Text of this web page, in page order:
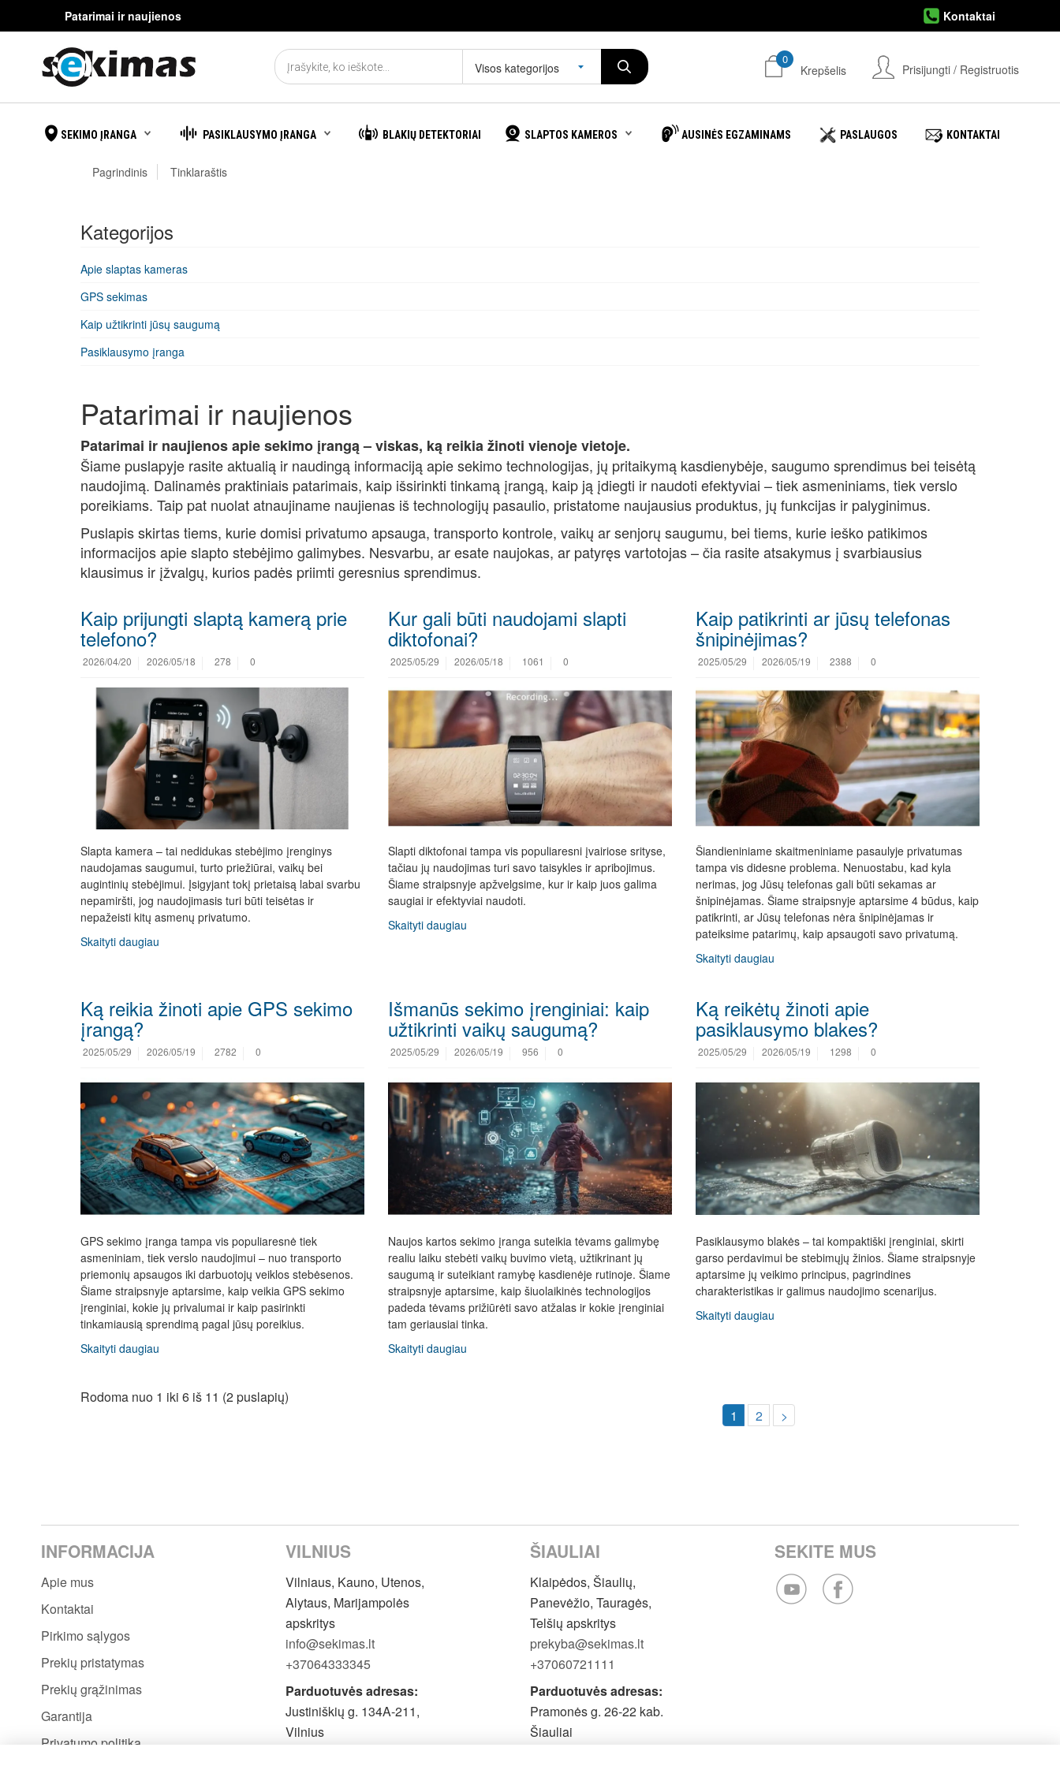
Kontaktai
Patarimai ir naujienos
Prisijungti / Registruotis
Krepšelis
0
Visos kategorijos
SEKIMO ĮRANGA PASIKLAUSYMO ĮRANGA BLAKIŲ DETEKTORIAI SLAPTOS KAMEROS AUSINĖS EGZAMINAMS PASLAUGOS KONTAKTAI
Pagrindinis Tinklaraštis
Kategorijos
Apie slaptas kameras
GPS sekimas
Kaip užtikrinti jūsų saugumą
Pasiklausymo įranga
Patarimai ir naujienos
Patarimai ir naujienos apie sekimo įrangą – viskas, ką reikia žinoti vienoje vietoje.
Šiame puslapyje rasite aktualią ir naudingą informaciją apie sekimo technologijas, jų pritaikymą kasdienybėje, saugumo sprendimus bei teisėtą
naudojimą. Dalinamės praktiniais patarimais, kaip išsirinkti tinkamą įrangą, kaip ją įdiegti ir naudoti efektyviai – tiek asmeniniams, tiek verslo
poreikiams. Taip pat nuolat atnaujiname naujienas iš technologijų pasaulio, pristatome naujausius produktus, jų funkcijas ir palyginimus.
Puslapis skirtas tiems, kurie domisi privatumo apsauga, transporto kontrole, vaikų ar senjorų saugumu, bei tiems, kurie ieško patikimos
informacijos apie slapto stebėjimo galimybes. Nesvarbu, ar esate naujokas, ar patyręs vartotojas – čia rasite atsakymus į svarbiausius
klausimus ir įžvalgų, kurios padės priimti geresnius sprendimus.
Kaip prijungti slaptą kamerą prie
telefono?
2026/04/20 2026/05/18 278 0
Slapta kamera – tai nedidukas stebėjimo įrenginys
naudojamas saugumui, turto priežiūrai, vaikų bei
augintinių stebėjimui. Įsigyjant tokį prietaisą labai svarbu
nepamiršti, jog naudojimasis turi būti teisėtas ir
nepažeisti kitų asmenų privatumo.
Skaityti daugiau
Kur gali būti naudojami slapti
diktofonai?
2025/05/29 2026/05/18 1061 0
Slapti diktofonai tampa vis populiaresni įvairiose srityse,
tačiau jų naudojimas turi savo taisykles ir apribojimus.
Šiame straipsnyje apžvelgsime, kur ir kaip juos galima
saugiai ir efektyviai naudoti.
Skaityti daugiau
Kaip patikrinti ar jūsų telefonas
šnipinėjimas?
2025/05/29 2026/05/19 2388 0
Šiandieniniame skaitmeniniame pasaulyje privatumas
tampa vis didesne problema. Nenuostabu, kad kyla
nerimas, jog Jūsų telefonas gali būti sekamas ar
šnipinėjamas. Šiame straipsnyje aptarsime 4 būdus, kaip
patikrinti, ar Jūsų telefonas nėra šnipinėjamas ir
pateiksime patarimų, kaip apsaugoti savo privatumą.
Skaityti daugiau
Ką reikia žinoti apie GPS sekimo
įrangą?
2025/05/29 2026/05/19 2782 0
GPS sekimo įranga tampa vis populiaresnė tiek
asmeniniam, tiek verslo naudojimui – nuo transporto
priemonių apsaugos iki darbuotojų veiklos stebėsenos.
Šiame straipsnyje aptarsime, kaip veikia GPS sekimo
įrenginiai, kokie jų privalumai ir kaip pasirinkti
tinkamiausią sprendimą pagal jūsų poreikius.
Skaityti daugiau
Išmanūs sekimo įrenginiai: kaip
užtikrinti vaikų saugumą?
2025/05/29 2026/05/19 956 0
Naujos kartos sekimo įranga suteikia tėvams galimybę
realiu laiku stebėti vaikų buvimo vietą, užtikrinant jų
saugumą ir suteikiant ramybę kasdienėje rutinoje. Šiame
straipsnyje aptarsime, kaip šiuolaikinės technologijos
padeda tėvams prižiūrėti savo atžalas ir kokie įrenginiai
tam geriausiai tinka.
Skaityti daugiau
Ką reikėtų žinoti apie
pasiklausymo blakes?
2025/05/29 2026/05/19 1298 0
Pasiklausymo blakės – tai kompaktiški įrenginiai, skirti
garso perdavimui be stebimųjų žinios. Šiame straipsnyje
aptarsime jų veikimo principus, pagrindines
charakteristikas ir galimus naudojimo scenarijus.
Skaityti daugiau
Rodoma nuo 1 iki 6 iš 11 (2 puslapių)
1
2 >
INFORMACIJA
Apie mus
Kontaktai
Pirkimo sąlygos
Prekių pristatymas
Prekių grąžinimas
Garantija
Privatumo politika
VILNIUS
Vilniaus, Kauno, Utenos,
Alytaus, Marijampolės
apskritys
info@sekimas.lt
+37064333345
Parduotuvės adresas:
Justiniškių g. 134A-211,
Vilnius
ŠIAULIAI
Klaipėdos, Šiaulių,
Panevėžio, Tauragės,
Telšių apskritys
prekyba@sekimas.lt
+37060721111
Parduotuvės adresas:
Pramonės g. 26-22 kab.
Šiauliai
SEKITE MUS